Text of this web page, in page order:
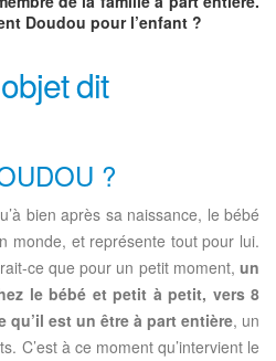
Doudou pour l’enfant ?
dit
?
bien après sa naissance, le bébé
monde, et représente tout pour lui.
ce que pour un petit moment, un
le bébé et petit à petit, vers 8
est un être à part entière, un
C’est à ce moment qu’intervient le